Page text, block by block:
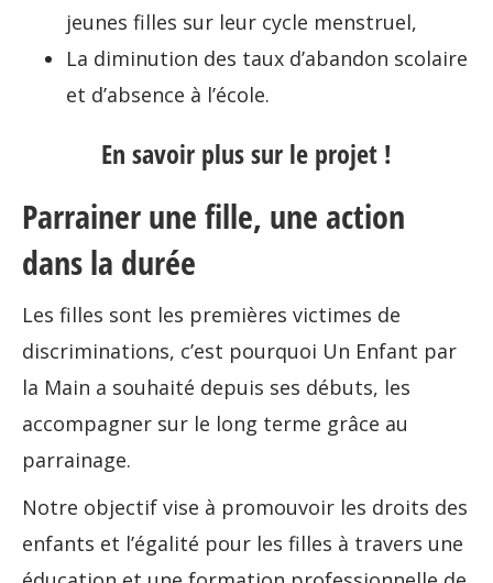
jeunes filles sur leur cycle menstruel,
La diminution des taux d’abandon scolaire
et d’absence à l’école.
En savoir plus sur le projet !
Parrainer une fille, une action
dans la durée
Les filles sont les premières victimes de
discriminations, c’est pourquoi Un Enfant par
la Main a souhaité depuis ses débuts, les
accompagner sur le long terme grâce au
parrainage.
Notre objectif vise à promouvoir les droits des
enfants et l’égalité pour les filles à travers une